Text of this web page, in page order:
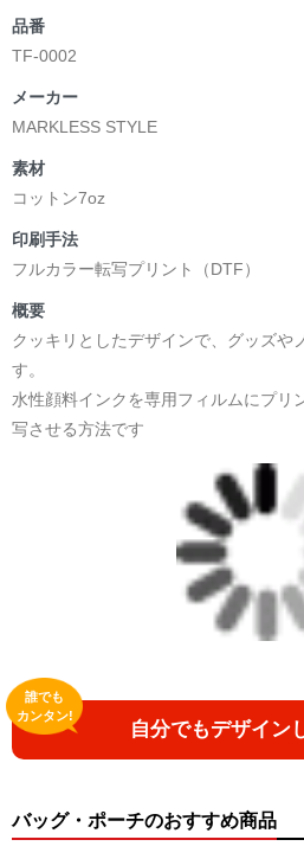
＜著者: 絵本/挿画作成＞ 凛々風 猛 -
日本語版: https://amzn.asia/d/
<デザイン画集&グッズカタログ>
小説 [弛まぬ言霊]
挿画&グッズカタログ <デザイン画
＜著者:作詞/挿画作成＞ 凛々風 猛 -
日本語版: https://amzn.asia/d/
小説 [弛まぬ言霊] 挿画&グッズカタ
<デザイン画集:Comics Style
＜著者:挿画作成＞ 凛々風 猛 -リリ
日本語版: https://amzn.asia/d/
小説 [弛まぬ言霊] <挿画:スケッチ&
-挿画デザイン画集&グッズカタロ
＜著者/小説:作詞:挿画作成＞
凛々風 猛-リリカゼタケル
<デザイン画集&グッズカタログ>
＿＿＿＿＿＿＿＿＿＿＿＿＿＿＿
挿画&グッズカタログ <デザイン画
＜著者:挿画作成＞ 凛々風 猛 -リリ
品番
TF-0002
メーカー
MARKLESS STYLE
素材
コットン7oz
印刷手法
フルカラー転写プリント（DTF）
概要
クッキリとしたデザインで、グッズや
す。
水性顔料インクを専用フィルムにプリ
写させる方法です
自分でもデザイン
誰でも
カンタン!
バッグ・ポーチのおすすめ商品